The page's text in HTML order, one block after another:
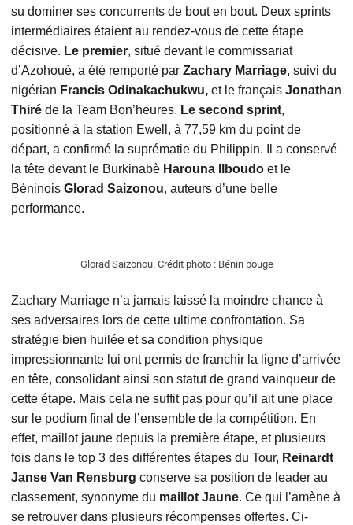
su dominer ses concurrents de bout en bout. Deux sprints
intermédiaires étaient au rendez-vous de cette étape
décisive. Le premier, situé devant le commissariat
d’Azohouè, a été remporté par Zachary Marriage, suivi du
nigérian Francis Odinakachukwu,et le français Jonathan
Thiréde la Team Bon’heures. Le second sprint,
positionné à la station Ewell, à 77,59 km du point de
départ, a confirmé la suprématie du Philippin. Il a conservé
la tête devant le Burkinabè Harouna Ilboudoet le
Béninois Glorad Saizonou, auteurs d’une belle
performance.
Glorad Saizonou. Crédit photo : Bénin bouge
Zachary Marriage n’a jamais laissé la moindre chance à
ses adversaires lors de cette ultime confrontation. Sa
stratégie bien huilée et sa condition physique
impressionnante lui ont permis de franchir la ligne d’arrivée
en tête, consolidant ainsi son statut de grand vainqueur de
cette étape. Mais cela ne suffit pas pour qu’il ait une place
sur le podium final de l’ensemble de la compétition. En
effet, maillot jaune depuis la première étape, et plusieurs
fois dans le top 3 des différentes étapes du Tour, Reinardt
Janse Van Rensburg conserve sa position de leader au
classement, synonyme du maillot Jaune. Ce qui l’amène à
se retrouver dans plusieurs récompenses offertes. Ci-